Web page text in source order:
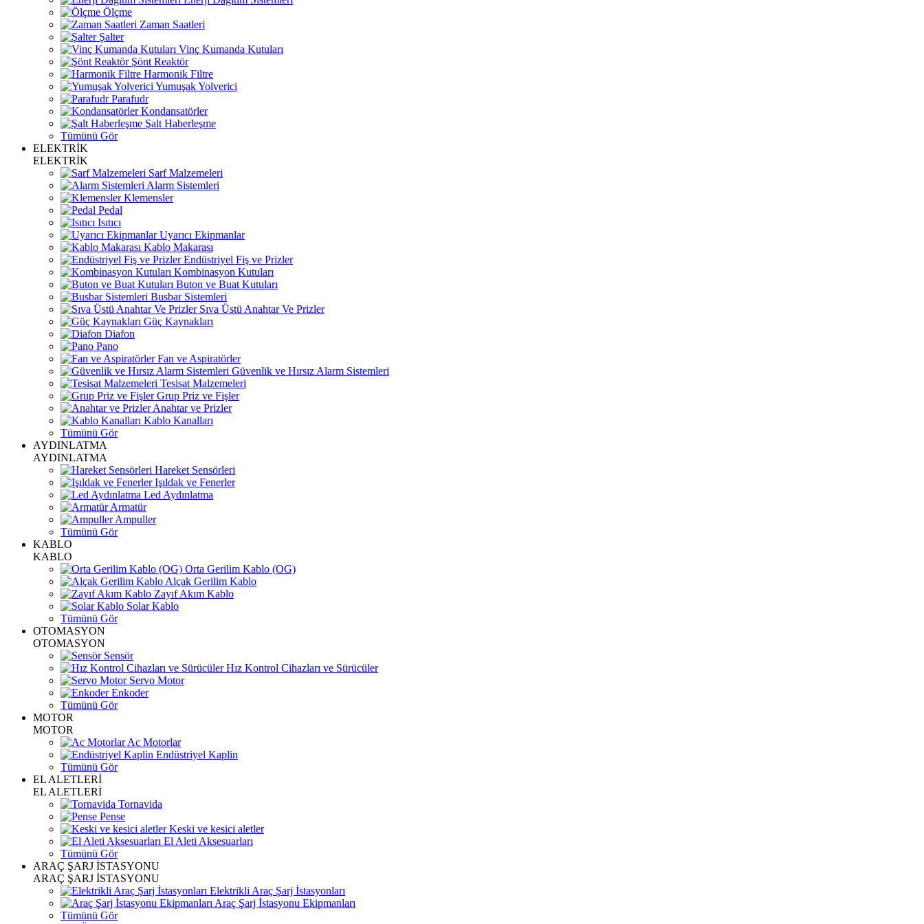
Ölçme
Zaman Saatleri
Şalter
Vinç Kumanda Kutuları
Şönt Reaktör
Harmonik Filtre
Yumuşak Yolverici
Parafudr
Kondansatörler
Şalt Haberleşme
Tümünü Gör
ELEKTRİK
ELEKTRİK
Sarf Malzemeleri
Alarm Sistemleri
Klemensler
Pedal
Isıtıcı
Uyarıcı Ekipmanlar
Kablo Makarası
Endüstriyel Fiş ve Prizler
Kombinasyon Kutuları
Buton ve Buat Kutuları
Busbar Sistemleri
Sıva Üstü Anahtar Ve Prizler
Güç Kaynakları
Diafon
Pano
Fan ve Aspiratörler
Güvenlik ve Hırsız Alarm Sistemleri
Tesisat Malzemeleri
Grup Priz ve Fişler
Anahtar ve Prizler
Kablo Kanalları
Tümünü Gör
AYDINLATMA
AYDINLATMA
Hareket Sensörleri
Işıldak ve Fenerler
Led Aydınlatma
Armatür
Ampuller
Tümünü Gör
KABLO
KABLO
Orta Gerilim Kablo (OG)
Alçak Gerilim Kablo
Zayıf Akım Kablo
Solar Kablo
Tümünü Gör
OTOMASYON
OTOMASYON
Sensör
Hız Kontrol Cihazları ve Sürücüler
Servo Motor
Enkoder
Tümünü Gör
MOTOR
MOTOR
Ac Motorlar
Endüstriyel Kaplin
Tümünü Gör
EL ALETLERİ
EL ALETLERİ
Tornavida
Pense
Keski ve kesici aletler
El Aleti Aksesuarları
Tümünü Gör
ARAÇ ŞARJ İSTASYONU
ARAÇ ŞARJ İSTASYONU
Elektrikli Araç Şarj İstasyonları
Araç Şarj İstasyonu Ekipmanları
Tümünü Gör